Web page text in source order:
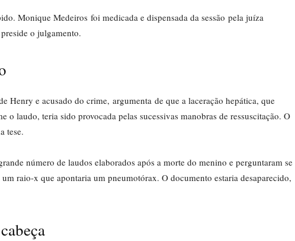
Monique Medeiros foi medicada e dispensada da sessão pela juíza
o julgamento.
Henry e acusado do crime, argumenta de que a laceração hepática, que
o laudo, teria sido provocada pelas sucessivas manobras de ressuscitação. O
tese.
número de laudos elaborados após a morte do menino e perguntaram se
raio-x que apontaria um pneumotórax. O documento estaria desaparecido,